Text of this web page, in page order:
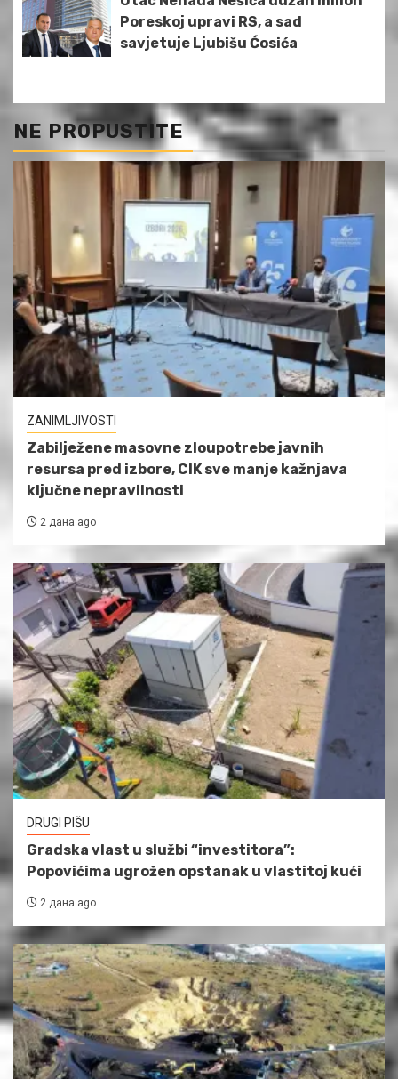
Poreskoj upravi RS, a sad
savjetuje Ljubišu Ćosića
NE PROPUSTITE
ZANIMLJIVOSTI
Zabilježene masovne zloupotrebe javnih
resursa pred izbore, CIK sve manje kažnjava
ključne nepravilnosti
2 дана ago
DRUGI PIŠU
Gradska vlast u službi “investitora”:
Popovićima ugrožen opstanak u vlastitoj kući
2 дана ago